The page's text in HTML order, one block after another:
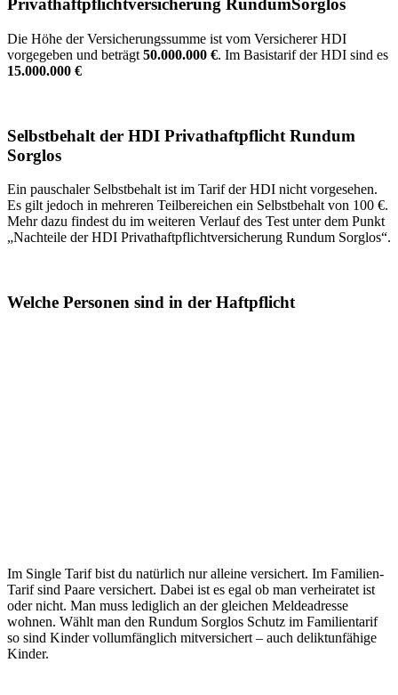
Privathaftpflichtversicherung RundumSorglos
Die Höhe der Versicherungssumme ist vom Versicherer HDI
vorgegeben und beträgt 50.000.000 €. Im Basistarif der HDI sind es
15.000.000 €
Selbstbehalt der HDI Privathaftpflicht Rundum
Sorglos
Ein pauschaler Selbstbehalt ist im Tarif der HDI nicht vorgesehen.
Es gilt jedoch in mehreren Teilbereichen ein Selbstbehalt von 100 €.
Mehr dazu findest du im weiteren Verlauf des Test unter dem Punkt
„Nachteile der HDI Privathaftpflichtversicherung Rundum Sorglos“.
Welche Personen sind in der Haftpflicht
Im Single Tarif bist du natürlich nur alleine versichert. Im Familien-
Tarif sind Paare versichert. Dabei ist es egal ob man verheiratet ist
oder nicht. Man muss lediglich an der gleichen Meldeadresse
wohnen. Wählt man den Rundum Sorglos Schutz im Familientarif
so sind Kinder vollumfänglich mitversichert – auch deliktunfähige
Kinder.